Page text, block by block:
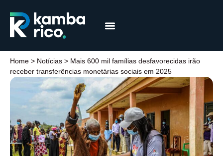
Home > Notícias > Mais 600 mil famílias desfavorecidas irão
receber transferências monetárias sociais em 2025